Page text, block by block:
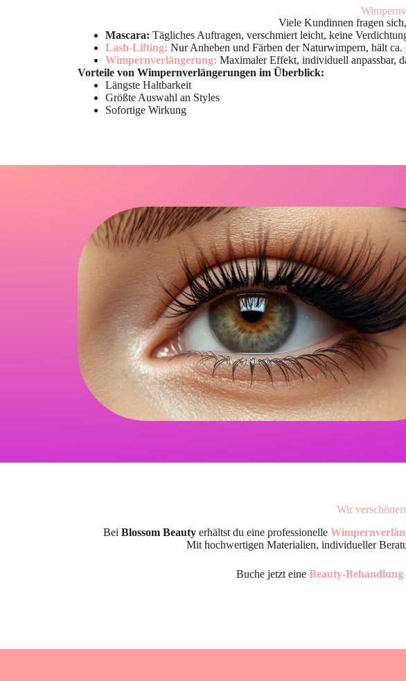
Viele Kundinnen fragen
Mascara: Tägliches Auftragen, verschmiert leicht, keine
Lash-Lifting: Nur Anheben und Färben der Naturwimpern, hält ca.
Wimpernverlängerung: Maximaler Effekt, individuell anpassbar,
Vorteile von Wimpernverlängerungen im Überblick:
Längste Haltbarkeit
Größte Auswahl an Styles
Sofortige Wirkung
Wir
Bei Blossom Beauty erhältst du eine professionelle
Mit hochwertigen Materialien, individueller
Buche jetzt eine Beauty-Behandlung